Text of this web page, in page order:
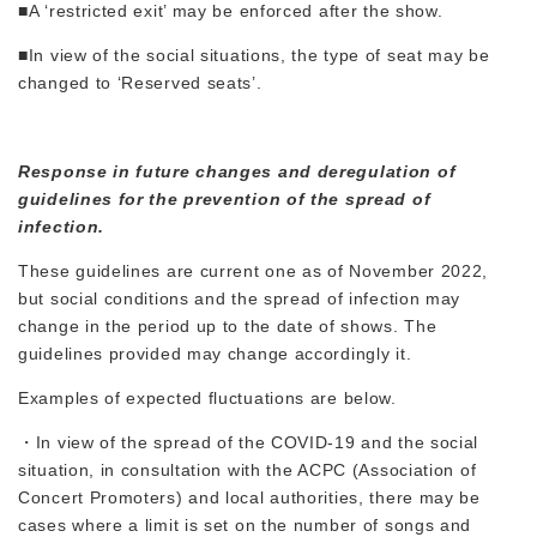
■A ‘restricted exit’ may be enforced after the show.
■In view of the social situations, the type of seat may be
changed to ‘Reserved seats’.
Response in future changes and deregulation of
guidelines for the prevention of the spread of
infection.
These guidelines are current one as of November 2022,
but social conditions and the spread of infection may
change in the period up to the date of shows. The
guidelines provided may change accordingly it.
Examples of expected fluctuations are below.
・In view of the spread of the COVID‑19 and the social
situation, in consultation with the ACPC (Association of
Concert Promoters) and local authorities, there may be
cases where a limit is set on the number of songs and